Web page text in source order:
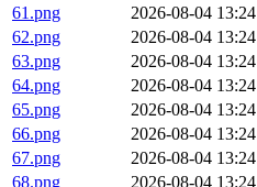
61.png
2026-08-04 13:24
62.png
2026-08-04 13:24
63.png
2026-08-04 13:24
64.png
2026-08-04 13:24
65.png
2026-08-04 13:24
66.png
2026-08-04 13:24
67.png
2026-08-04 13:24
68.png
2026-08-04 13:24